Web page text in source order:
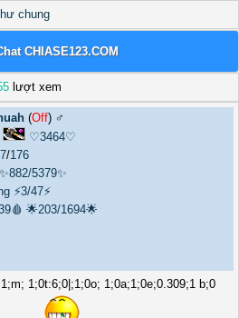
chung
CHIASE123.COM
lượt xem
(Off) ♂️
♡3464♡
/176
✨882/5379✨
⚡3/47⚡
🌟203/1694🌟
1;0t:6;0|;1;0o; 1;0a;1;0e;0.309;1 b;0